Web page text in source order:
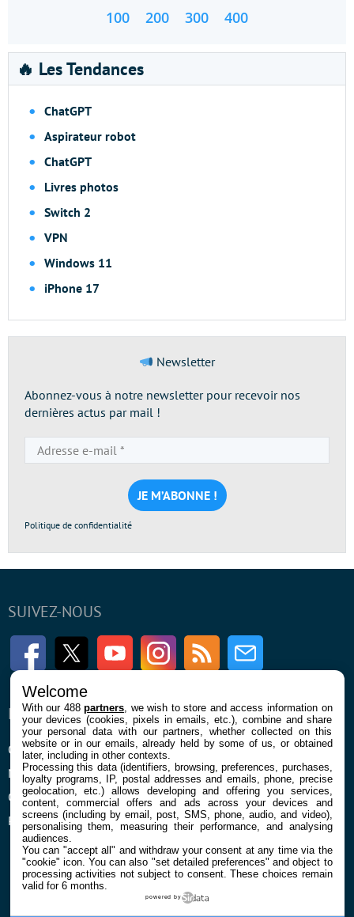
100
200 300 400
🔥 Les Tendances
ChatGPT
Aspirateur robot
ChatGPT
Livres photos
Switch 2
VPN
Windows 11
iPhone 17
Newsletter
Abonnez-vous à notre newsletter pour recevoir nos
dernières actus par mail !
e-
mail
*
Politique de confidentialité
SUIVEZ-NOUS
FacebookTwitter Youtube InstagramRSS Newsletter
ENTREPRISE
Qui sommes nous
Mentions légales et CGU
Confidentialité et Cookies
Préférences cookies
À PROPOS
La rédaction
Contact
Welcome
With our 488partners , we wish to store and access information on
your devices (cookies, pixels in emails, etc.), combine and share
your personal data with our partners, whether collected on this
website or in our emails, already held by some of us, or obtained
later, including in other contexts.
Processing this data (identifiers, browsing, preferences, purchases,
loyalty programs, IP, postal addresses and emails, phone, precise
geolocation, etc.) allows developing and offering you services,
content, commercial offers and ads across your devices and
screens (including by email, post, SMS, phone, audio, and video),
personalising them, measuring their performance, and analysing
audiences.
You can "accept all" and withdraw your consent at any time via the
"cookie" icon. You can also "set detailed preferences" and object to
processing activities not subject to consent. These choices remain
valid for 6 months.
powered by